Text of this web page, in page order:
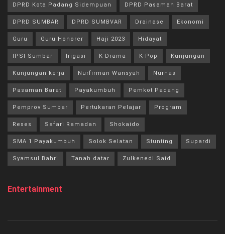
DPRD Kota Padang Sidempuan DPRD Pasaman Barat
DPRD SUMBAR DPRD SUMBVAR Drainase Ekonomi
Guru Guru Honorer Haji 2023 Hidayat
IPSI Sumbar Irigasi K-Drama K-Pop Kunjungan
Kunjungan kerja Nurfirman Wansyah Nurnas
Pasaman Barat Payakumbuh Pemkot Padang
Pemprov Sumbar Pertukaran Pelajar Program
Reses Safari Ramadan Shokaido
SMA 1 Payakumbuh Solok Selatan Stunting Supardi
Syamsul Bahri Tanah datar Zulkenedi Said
Entertainment